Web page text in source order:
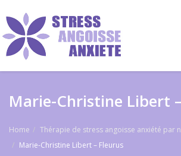
Marie-Christine Libert
Home
Thérapie de stress angoisse anxiété par
Marie-Christine Libert – Fleurus